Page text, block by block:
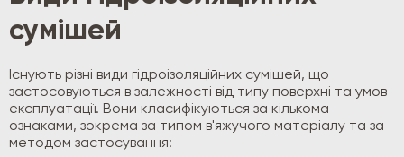
сумішей
Існують різні види гідроізоляційних сумішей, що
застосовуються в залежності від типу поверхні та умов
експлуатації. Вони класифікуються за кількома
ознаками, зокрема за типом в'яжучого матеріалу та за
методом застосування: